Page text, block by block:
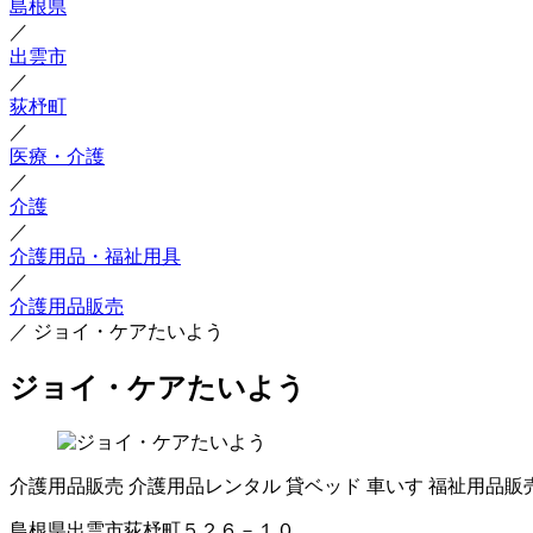
島根県
／
出雲市
／
荻杼町
／
医療・介護
／
介護
／
介護用品・福祉用具
／
介護用品販売
／ ジョイ・ケアたいよう
ジョイ・ケアたいよう
介護用品販売 介護用品レンタル 貸ベッド 車いす 福祉用品販